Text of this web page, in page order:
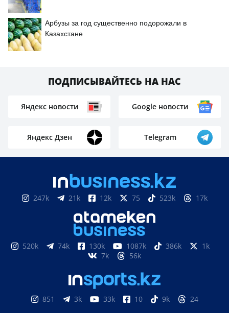
Арбузы за год существенно подорожали в
Казахстане
ПОДПИСЫВАЙТЕСЬ НА НАС
Яндекс новости Google новости
Яндекс Дзен Telegram
247k 21k 12k 75 523k 17k
520k 74k 130k 1087k 386k
1k
7k
56k
851 3k 33k 10 9k 24